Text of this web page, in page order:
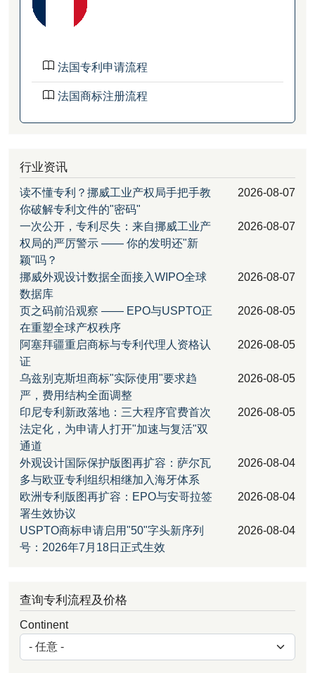
法国专利申请流程
法国商标注册流程
行业资讯
读不懂专利？挪威工业产权局手把手教
你破解专利文件的"密码"
2026-08-07
一次公开，专利尽失：来自挪威工业产
权局的严厉警示 —— 你的发明还"新
颖"吗？
2026-08-07
挪威外观设计数据全面接入WIPO全球
数据库
2026-08-07
页之码前沿观察 —— EPO与USPTO正
在重塑全球产权秩序
2026-08-05
阿塞拜疆重启商标与专利代理人资格认
证
2026-08-05
乌兹别克斯坦商标"实际使用"要求趋
严，费用结构全面调整
2026-08-05
印尼专利新政落地：三大程序官费首次
法定化，为申请人打开"加速与复活"双
通道
2026-08-05
外观设计国际保护版图再扩容：萨尔瓦
多与欧亚专利组织相继加入海牙体系
2026-08-04
欧洲专利版图再扩容：EPO与安哥拉签
署生效协议
2026-08-04
USPTO商标申请启用"50"字头新序列
号：2026年7月18日正式生效
2026-08-04
查询专利流程及价格
Continent